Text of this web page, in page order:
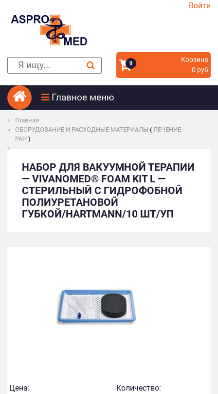
Войти
0
Корзина
0 руб
Главное меню
Главная
ОБОРУДОВАНИЕ И РАСХОДНЫЕ МАТЕРИАЛЫ ( ЛЕЧЕНИЕ
РАН )
НАБОР ДЛЯ ВАКУУМНОЙ ТЕРАПИИ
— VIVANOMED® FOAM KIT L —
СТЕРИЛЬНЫЙ С ГИДРОФОБНОЙ
ПОЛИУРЕТАНОВОЙ
ГУБКОЙ/HARTMANN/10 ШТ/УП
Цена:
Количество: